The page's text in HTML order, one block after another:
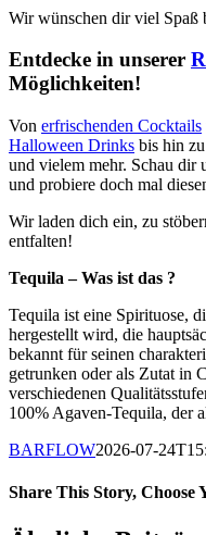
Wir wünschen dir viel Spaß
Entdecke in unserer
Möglichkeiten!
Von erfrischenden Cocktails
Halloween Drinks bis hin zu
und vielem mehr. Schau dir
und probiere doch mal
Wir laden dich ein, zu
entfalten!
Tequila – Was ist das ?
Tequila ist eine Spirituose,
hergestellt wird, die
bekannt für seinen
getrunken oder als Zutat in
verschiedenen
100% Agaven-Tequila, der
BARFLOW2026-07-
Share This Story, Choose